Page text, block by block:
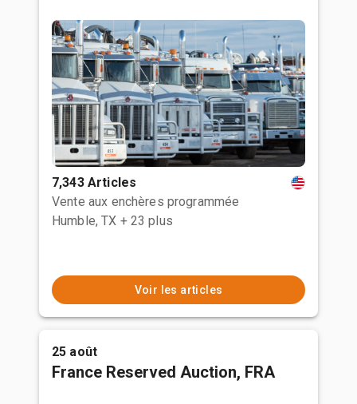
7,343 Articles
Vente aux enchères programmée
Humble, TX + 23 plus
Voir les articles
25 août
France Reserved Auction, FRA